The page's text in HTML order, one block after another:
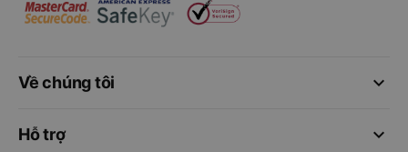
keyboard_arrow_down
Về chúng tôi
keyboard_arrow_down
Hỗ trợ